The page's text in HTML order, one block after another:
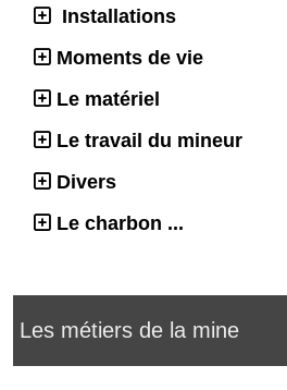
Installations
Moments de vie
Le matériel
Le travail du mineur
Divers
Le charbon ...
Les métiers de la mine